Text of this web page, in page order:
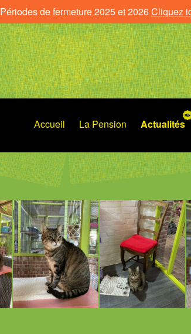
Accueil La Pension Actualités
Périodes de fermeture 2025 et 2026Cliquez